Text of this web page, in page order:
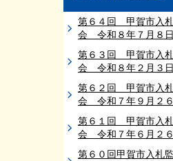
第６４回 甲賀市入
会 令和８年７月８日
第６３回 甲賀市入
会 令和８年２月３日
第６２回 甲賀市入
会 令和７年９月２
第６１回 甲賀市入
会 令和７年６月２
第６０回甲賀市入札